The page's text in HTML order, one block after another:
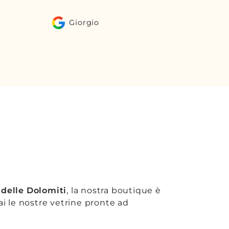
delle Dolomiti, la nostra boutique è
le nostre vetrine pronte ad